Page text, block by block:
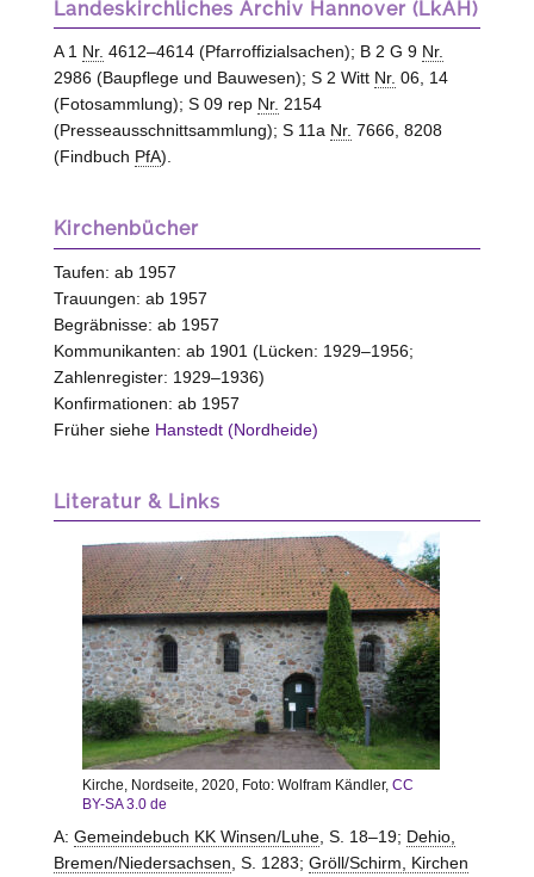
Landeskirchliches Archiv Hannover (LkAH)
A 1 Nr. 4612–4614 (Pfarroffizialsachen); B 2 G 9 Nr.
2986 (Baupflege und Bauwesen); S 2 Witt Nr. 06, 14
(Fotosammlung); S 09 rep Nr. 2154
(Presseausschnittsammlung); S 11a Nr. 7666, 8208
(Findbuch PfA).
Kirchenbücher
Taufen: ab 1957
Trauungen: ab 1957
Begräbnisse: ab 1957
Kommunikanten: ab 1901 (Lücken: 1929–1956;
Zahlenregister: 1929–1936)
Konfirmationen: ab 1957
Früher siehe Hanstedt (Nordheide)
Literatur & Links
Kirche, Nordseite, 2020, Foto: Wolfram Kändler, CC
BY-SA 3.0 de
A: Gemeindebuch KK Winsen/Luhe, S. 18–19; Dehio,
Bremen/Niedersachsen , S. 1283; Gröll/Schirm, Kirchen